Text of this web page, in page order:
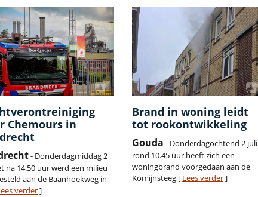
Chemours in
- Donderdagmiddag 2
na 14.50 uur werd een milieu
aan de Baanhoekweg in
verder]
Brand in woning leidt
tot rookontwikkeling
Gouda - Donderdagochtend 2 juli
rond 10.45 uur heeft zich een
woningbrand voorgedaan aan de
Komijnsteeg [ Lees verder]